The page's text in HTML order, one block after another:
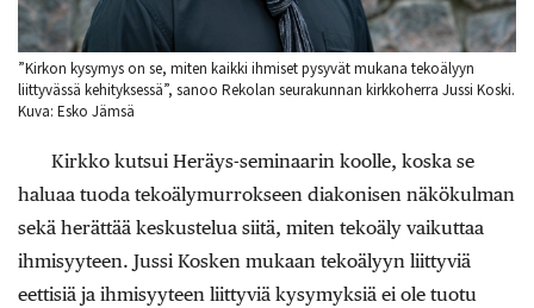
”Kirkon kysymys on se, miten kaikki ihmiset pysyvät mukana tekoälyyn
liittyvässä kehityksessä”, sanoo Rekolan seurakunnan kirkkoherra Jussi Koski.
Kuva: Esko Jämsä
Kirkko kutsui Heräys-seminaarin koolle, koska se
haluaa tuoda tekoälymurrokseen diakonisen näkökulman
sekä herättää keskustelua siitä, miten tekoäly vaikuttaa
ihmisyyteen. Jussi Kosken mukaan tekoälyyn liittyviä
eettisiä ja ihmisyyteen liittyviä kysymyksiä ei ole tuotu